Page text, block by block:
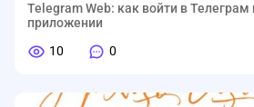
Telegram Web: как войти в Телеграм
приложении
10
0